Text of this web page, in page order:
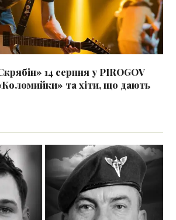
14 серпня у PIROGOV
та хіти, що дають